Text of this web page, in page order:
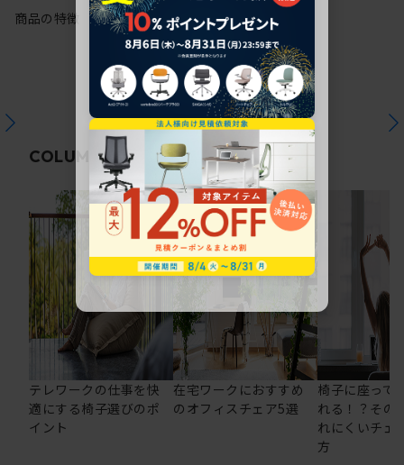
商品の特徴
COLUMN関連コラム
テレワークの仕事を快
適にする椅子選びのポ
イント
在宅ワークにおすすめ
のオフィスチェア5選
椅子に座って
れる！？その
れにくいチェ
方